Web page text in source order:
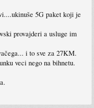
5G paket koji je
provajderi a usluge im
i to sve za 27KM.
veci nego na bihnetu.